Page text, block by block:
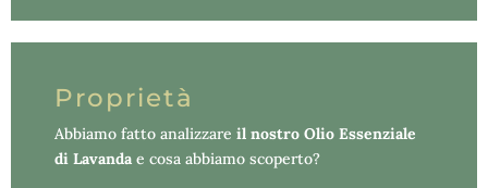
Proprietà
Abbiamo fatto analizzare il nostro Olio Essenziale
di Lavanda e cosa abbiamo scoperto?